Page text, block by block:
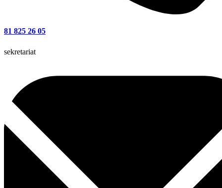
81 825 26 05
sekretariat